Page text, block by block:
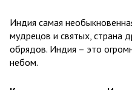
Индия самая
мудрецов и святых, страна
обрядов. Индия – это
небом.